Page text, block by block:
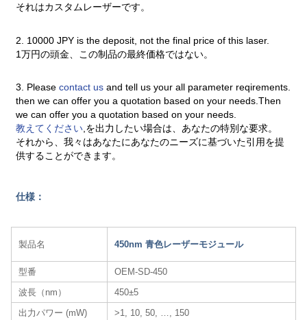
それはカスタムレーザーです。
2. 10000 JPY is the deposit, not the final price of this laser.
1万円の頭金、この制品の最終価格ではない。
3. Pleasecontact usand tell us your all parameter reqirements.
then we can offer you a quotation based on your needs.Then
we can offer you a quotation based on your needs.
教えてください,を出力したい場合は、あなたの特別な要求。
それから、我々はあなたにあなたのニーズに基づいた引用を提
供することができます。
仕様：
製品名 450nm 青色レーザーモジュール
型番
OEM-SD-450
波長（nm）
450±5
出力パワー (mW)
>1, 10, 50, …, 150